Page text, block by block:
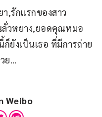
,รักแรกของสาว
ลั่วหยาง,ยอดคุณหมอ
ยังเป็นเธอ ที่มีการถ่าย
ย…
Weibo